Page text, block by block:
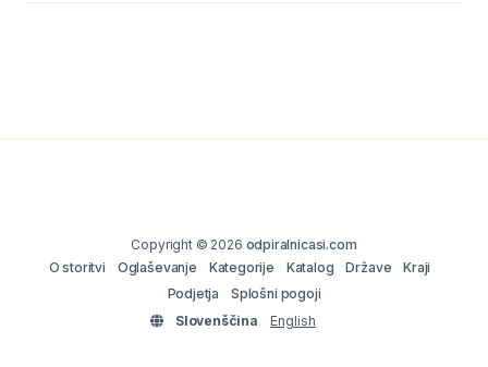
Copyright © 2026 odpiralnicasi.com
O storitvi
Oglaševanje Kategorije Katalog Države
Kraji
Podjetja
Splošni pogoji
Slovenščina
English